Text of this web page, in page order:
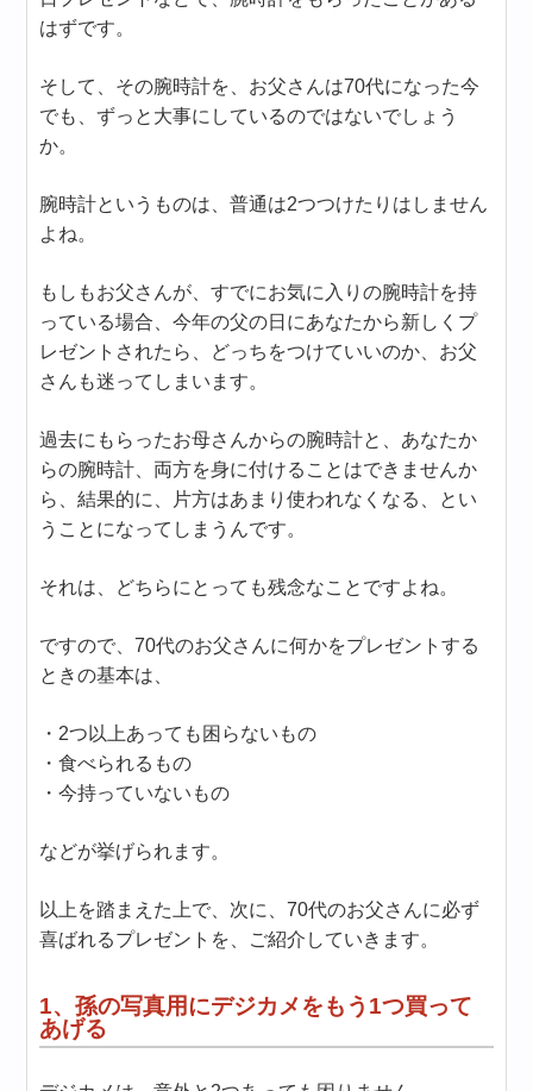
はずです。
そして、その腕時計を、お父さんは70代になった今
でも、ずっと大事にしているのではないでしょう
か。
腕時計というものは、普通は2つつけたりはしません
よね。
もしもお父さんが、すでにお気に入りの腕時計を持
っている場合、今年の父の日にあなたから新しくプ
レゼントされたら、どっちをつけていいのか、お父
さんも迷ってしまいます。
過去にもらったお母さんからの腕時計と、あなたか
らの腕時計、両方を身に付けることはできませんか
ら、結果的に、片方はあまり使われなくなる、とい
うことになってしまうんです。
それは、どちらにとっても残念なことですよね。
ですので、70代のお父さんに何かをプレゼントする
ときの基本は、
・2つ以上あっても困らないもの
・食べられるもの
・今持っていないもの
などが挙げられます。
以上を踏まえた上で、次に、70代のお父さんに必ず
喜ばれるプレゼントを、ご紹介していきます。
1、孫の写真用にデジカメをもう1つ買って
あげる